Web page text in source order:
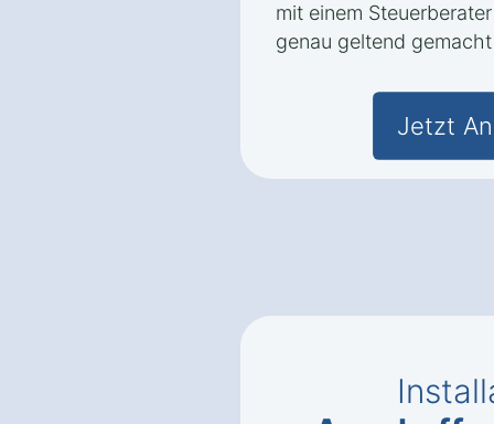
mit einem
genau geltend
Jetzt